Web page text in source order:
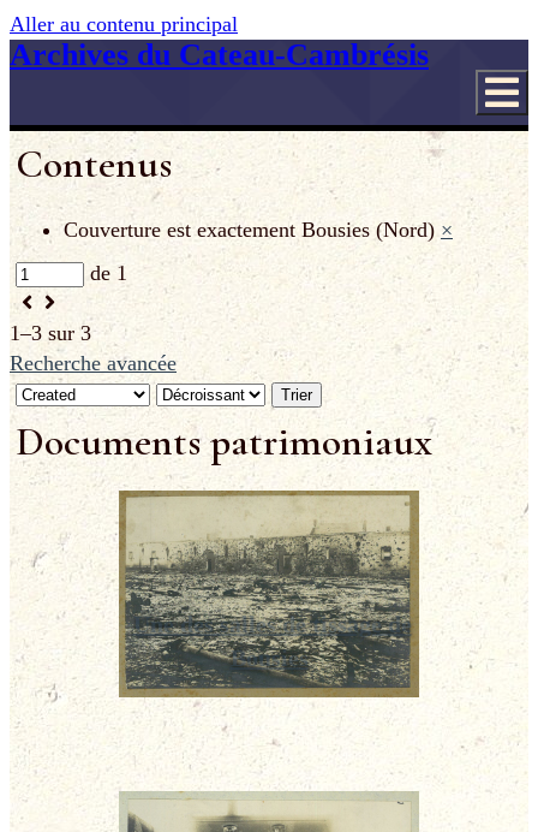
Aller au contenu principal
Archives du Cateau-Cambrésis
Contenus
Couverture est exactement Bousies (Nord) ×
de 1
1–3 sur 3
Recherche avancée
Trier
Documents patrimoniaux
Une des salles de tissage de
Bousies